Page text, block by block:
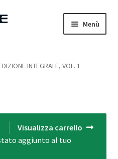
Menù
INTEGRALE, VOL. 1
Visualizza carrello
stato aggiunto al tuo